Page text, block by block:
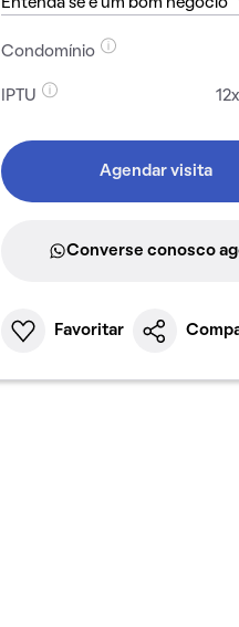
Entenda se é um bom negócio
Condomínio
IPTU
Agendar visita
Converse conosco
Favoritar